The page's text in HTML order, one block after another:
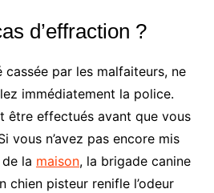
d’effraction ?
par les malfaiteurs, ne
immédiatement la police.
être effectués avant que vous
vous n’avez pas encore mis
la maison, la brigade canine
chien pisteur renifle l’odeur